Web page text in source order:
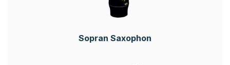
Sopran Saxophon